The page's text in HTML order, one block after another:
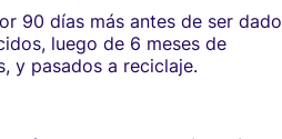
90 días más antes de ser dado
luego de 6 meses de
y pasados a reciclaje.